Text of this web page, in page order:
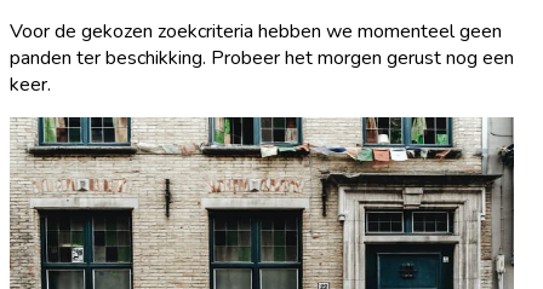
Voor de gekozen zoekcriteria hebben we momenteel geen
panden ter beschikking. Probeer het morgen gerust nog een
keer.